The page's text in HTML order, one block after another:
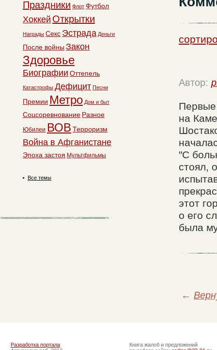
Автор:
на
"С
стоял,
этот
о его
была
←
Праздники Флот Футбол
Хоккей Открытки
Награды Секс Эстрада Деньги
После войны Закон
Здоровье
Биографии Оттепель
Катастрофы Дефицит Песни
Премии Метро Дом и быт
Соцсоревнование Разное
Юбилеи ВОВ Терроризм
Война в Афганистане
Эпоха застоя Мультфильмы
Все темы
Разработка портала
Книга жалоб и предложений